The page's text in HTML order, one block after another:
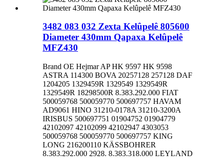
3482 083 032 Zexta Kelûpelê 805600
Diameter 430mm Qapaxa Kelûpelê
MFZ430
Brand OE Hejmar AP HK 9597 HK 9598
ASTRA 114300 BOVA 20257128 257128 DAF
1204205 1329459R 1329549 1329549R
1329549R 18298500R 8.383.292.000 FIAT
500059768 500059770 500697757 HAVAM
AD9061 HINO 31210-0178A 31210-3200A
IRISBUS 500697751 01904752 01904779
42102097 42102099 42102947 4303053
500059768 500059770 500697757 KING
LONG 216200110 KÄSSBOHRER
8.383.292.000 2928. 8.383.318.000 LEYLAND